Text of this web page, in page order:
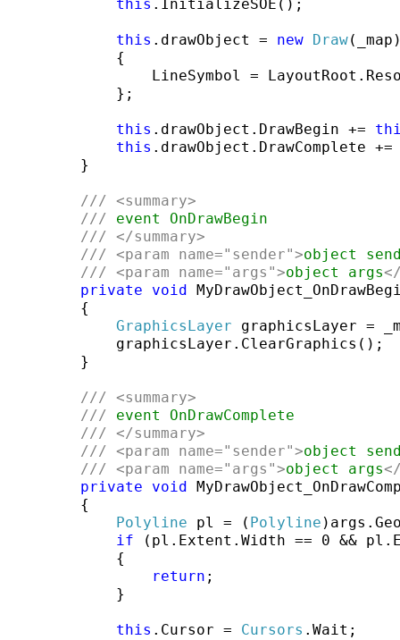
this .InitializeSOE();
this .drawObject = new Draw
{
LineSymbol =
};
this .drawObject.DrawBegin +=
this .drawObject.DrawComplete
}
/// <summary>
/// event OnDrawBegin
/// </summary>
/// <param name="sender">object
/// <param name="args">object args
private
void
{
GraphicsLayer graphicsLayer =
graphicsLayer.ClearGraphics();
}
/// <summary>
/// event OnDrawComplete
/// </summary>
/// <param name="sender">object
/// <param name="args">object args
private
void
{
Polyline pl = ( Polyline
if (pl.Extent.Width == 0 &&
{
return ;
}
this .Cursor = Cursors .Wait;